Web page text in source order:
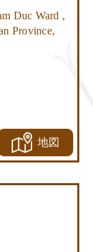
Duc Ward ,
Province,
地図